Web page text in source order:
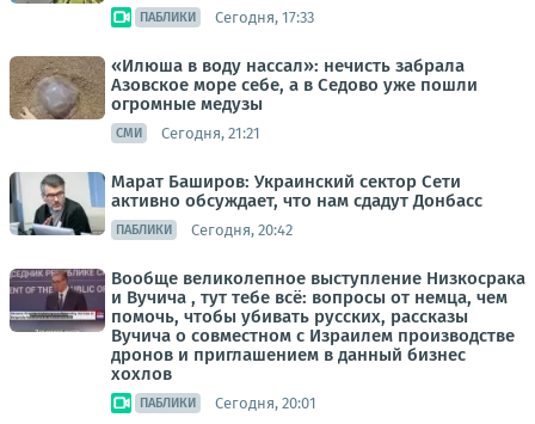
ПАБЛИКИ Сегодня, 17:33
«Илюша в воду нассал»: нечисть забрала
Азовское море себе, а в Седово уже пошли
огромные медузы
СМИ Сегодня, 21:21
Марат Баширов: Украинский сектор Сети
активно обсуждает, что нам сдадут Донбасс
ПАБЛИКИ Сегодня, 20:42
Вообще великолепное выступление Низкосрака
и Вучича , тут тебе всё: вопросы от немца, чем
помочь, чтобы убивать русских, рассказы
Вучича о совместном с Израилем производстве
дронов и приглашением в данный бизнес
хохлов
ПАБЛИКИ Сегодня, 20:01